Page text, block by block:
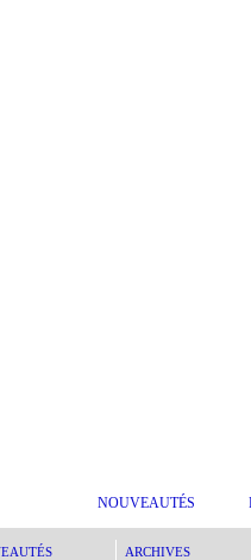
NOUVEAUTÉS
ARCHIVES